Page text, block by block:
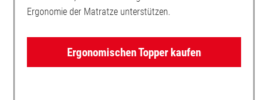
Ergonomie der Matratze unterstützen.
Ergonomischen Topper kaufen